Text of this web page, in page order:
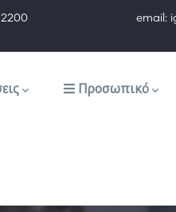
email:
Προσωπικό